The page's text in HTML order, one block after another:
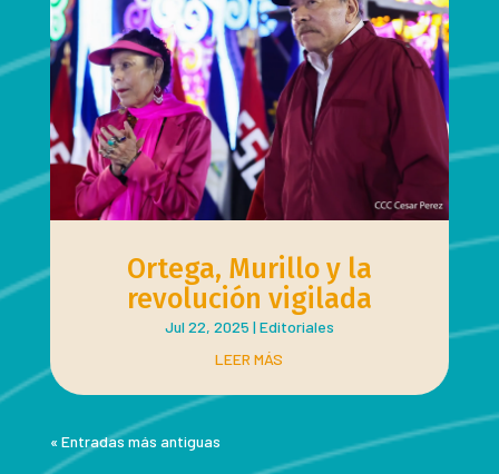
Ortega, Murillo y la
revolución vigilada
Jul 22, 2025 | Editoriales
LEER MÁS
« Entradas más antiguas